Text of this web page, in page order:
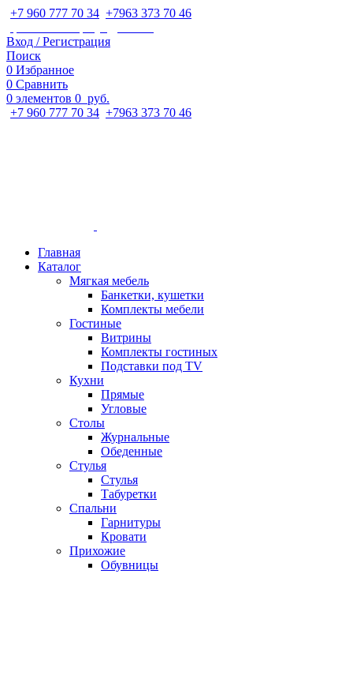
+7 960 777 70 34 +7963 373 70 46
Вход / Регистрация
Поиск
0 Избранное
0 Сравнить
0 элементов 0 руб.
+7 960 777 70 34 +7963 373 70 46
Главная
Каталог
Мягкая мебель
Банкетки, кушетки
Комплекты мебели
Гостиные
Витрины
Комплекты гостиных
Подставки под TV
Кухни
Прямые
Угловые
Столы
Журнальные
Обеденные
Стулья
Стулья
Табуретки
Спальни
Гарнитуры
Кровати
Прихожие
Обувницы